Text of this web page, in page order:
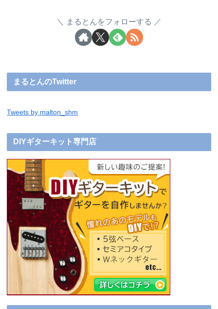
まるとんをフォローする
まるとんのTwitter
Tweets by malton_shm
DIYギターキット専門店